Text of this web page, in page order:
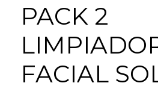
PACK 2
FACIAL